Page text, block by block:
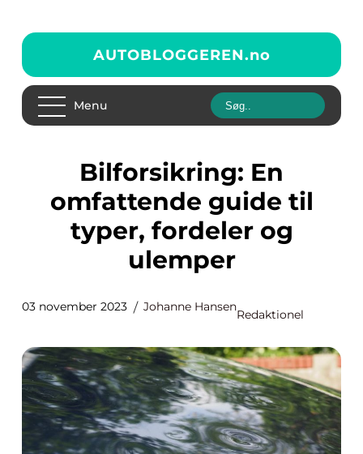
AUTOBLOGGEREN.no
Menu
Bilforsikring: En
omfattende guide til
typer, fordeler og
ulemper
03 november 2023 Johanne Hansen
Redaktionel